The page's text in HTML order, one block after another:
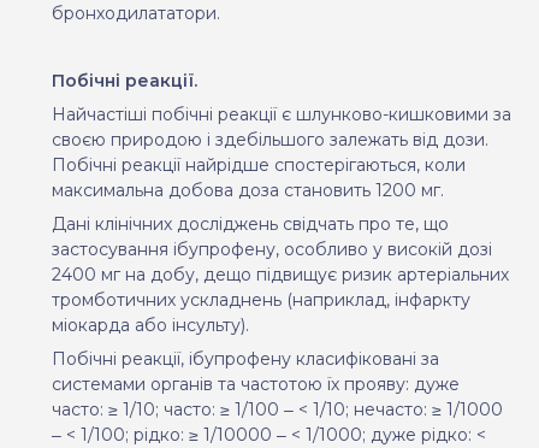
бронходилататори.
Побічні реакції.
Найчастіші побічні реакції є шлунково-кишковими за
своєю природою і здебільшого залежать від дози.
Побічні реакції найрідше спостерігаються, коли
максимальна добова доза становить 1200 мг.
Дані клінічних досліджень свідчать про те, що
застосування ібупрофену, особливо у високій дозі
2400 мг на добу, дещо підвищує ризик артеріальних
тромботичних ускладнень (наприклад, інфаркту
міокарда або інсульту).
Побічні реакції, ібупрофену класифіковані за
системами органів та частотою їх прояву: дуже
часто: ≥ 1/10; часто: ≥ 1/100 ‒ < 1/10; нечасто: ≥ 1/1000
‒ < 1/100; рідко: ≥ 1/10000 ‒ < 1/1000; дуже рідко: <